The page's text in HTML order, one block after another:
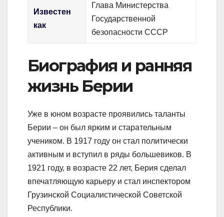
Известен
как
Глава Министерства
Государственной
безопасности СССР
Биография и ранняя
жизнь Берии
Уже в юном возрасте проявились таланты
Берии – он был ярким и старательным
учеником. В 1917 году он стал политически
активным и вступил в ряды большевиков. В
1921 году, в возрасте 22 лет, Берия сделал
впечатляющую карьеру и стал инспектором
Грузинской Социалистической Советской
Республики.